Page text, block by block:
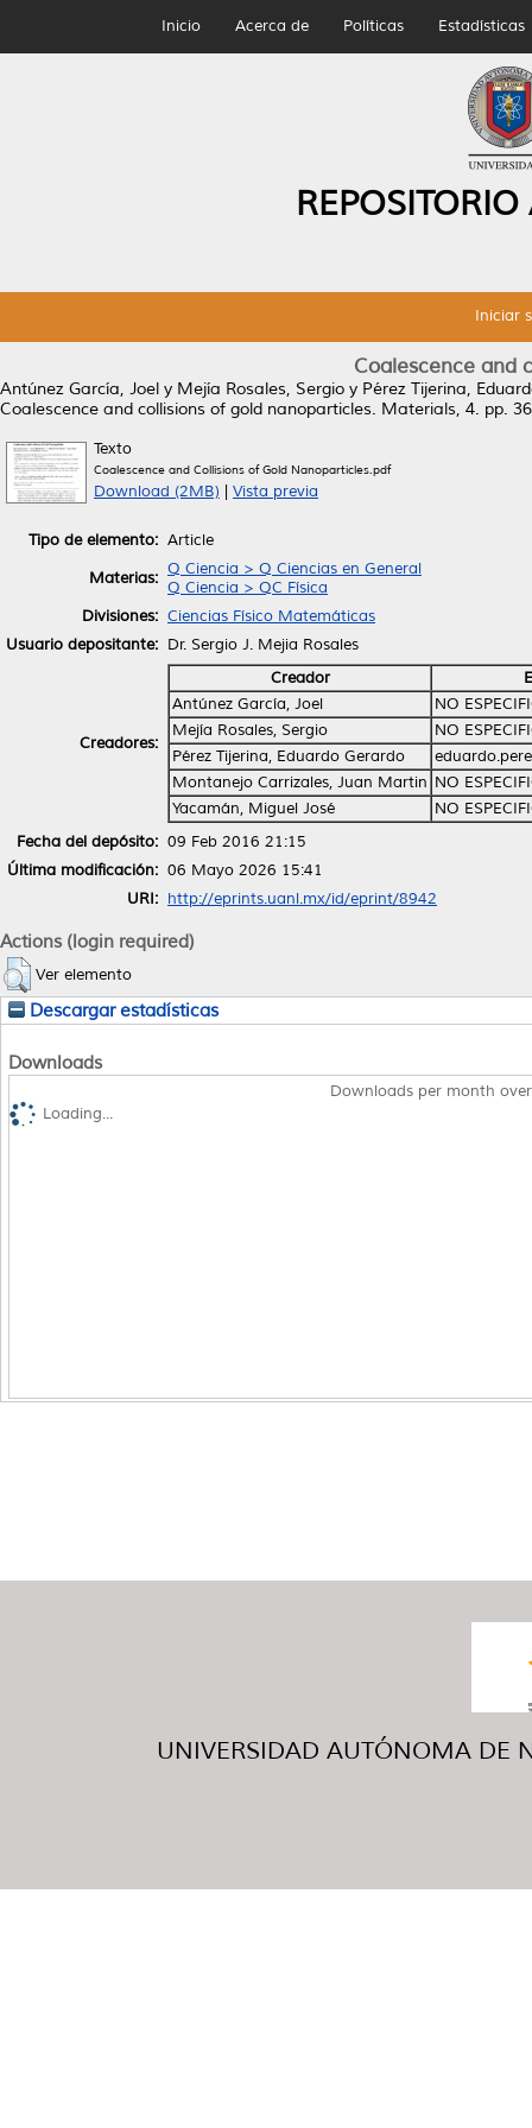
Inicio Acerca de Políticas Estadísticas
Iniciar
Coalescence and
Antúnez García, Joel y Mejía Rosales, Sergio y Pérez Tijerina,
Coalescence and collisions of gold nanoparticles. Materials, 4. pp.
Texto
Coalescence and Collisions of Gold Nanoparticles.pdf
Download (2MB) Vista previa
Tipo de elemento: Article
Materias: Q Ciencia > Q Ciencias en General
Q Ciencia > QC Física
Divisiones: Ciencias Físico Matemáticas
Usuario depositante: Dr. Sergio J. Mejia Rosales
Creadores:
Creador
Antúnez García, Joel
NO
Mejía Rosales, Sergio
NO
Pérez Tijerina, Eduardo Gerardo
Montanejo Carrizales, Juan Martin NO
Yacamán, Miguel José
NO
Fecha del depósito: 09 Feb 2016 21:15
Última modificación: 06 Mayo 2026 15:41
URI: http://eprints.uanl.mx/id/eprint/8942
Actions (login required)
Ver elemento
Descargar estadísticas
Downloads
Downloads per month
Loading...
UNIVERSIDAD AUTÓNOMA DE